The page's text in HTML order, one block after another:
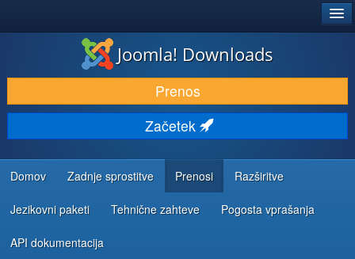
PRENESI IN RAZŠIRI
ODKRIJTE & IZVEJTE
SKUPNOST IN PODPORA
VIRI ZA RAZVIJALCE
Joomla! Downloads
Prenos
Začetek
Domov Zadnje sprostitve Prenosi Razširitve
Jezikovni paketi Tehnične zahteve Pogosta vprašanja
API dokumentacija